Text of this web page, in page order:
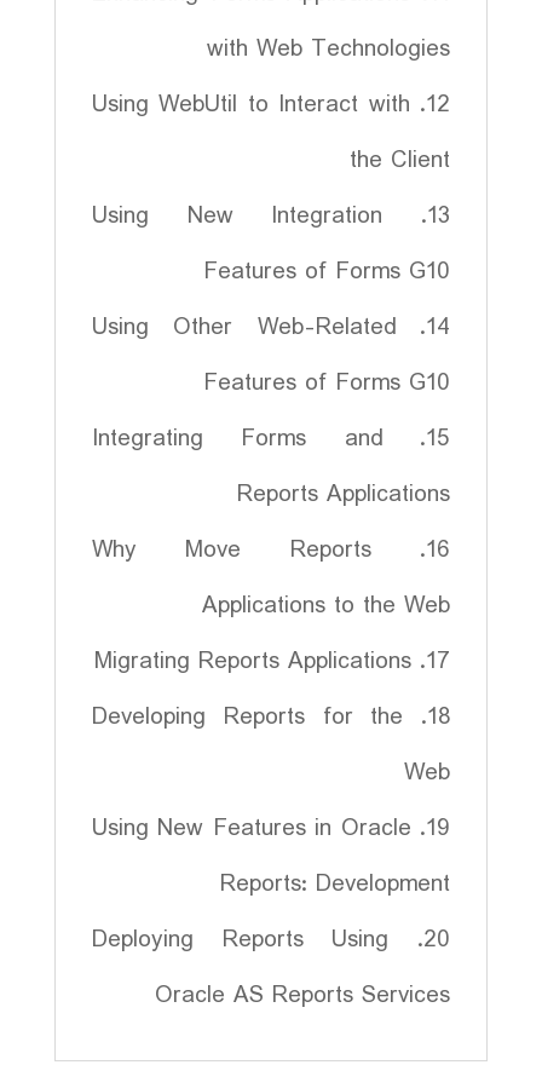
with Web Technologies
12. Using WebUtil to Interact with
the Client
13. Using New Integration
Features of Forms G10
14. Using Other Web-Related
Features of Forms G10
15. Integrating Forms and
Reports Applications
16. Why Move Reports
Applications to the Web
17. Migrating Reports Applications
18. Developing Reports for the
Web
19. Using New Features in Oracle
Reports: Development
20. Deploying Reports Using
Oracle AS Reports Services